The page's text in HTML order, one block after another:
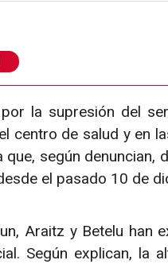
la supresión del
centro de salud y en
según denuncian,
el pasado 10 de
Araitz y Betelu han
Según explican, la